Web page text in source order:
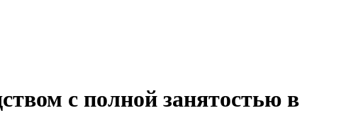
с полной занятостью в